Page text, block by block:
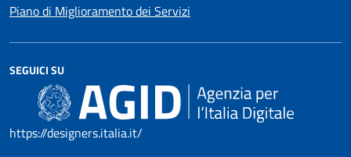
Piano di Miglioramento dei Servizi
SEGUICI SU
https://designers.italia.it/